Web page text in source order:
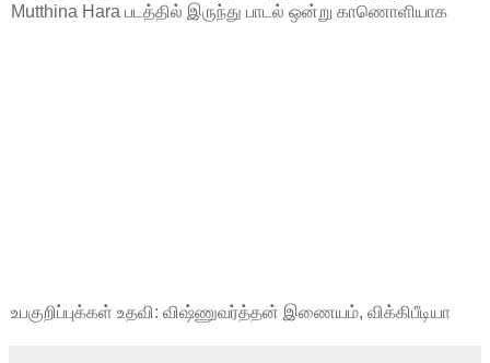
Mutthina Hara படத்தில் இருந்து பாடல் ஒன்று காணொளியாக
உபகுறிப்புக்கள் உதவி: விஷ்ணுவர்த்தன் இணையம், விக்கிபீடியா